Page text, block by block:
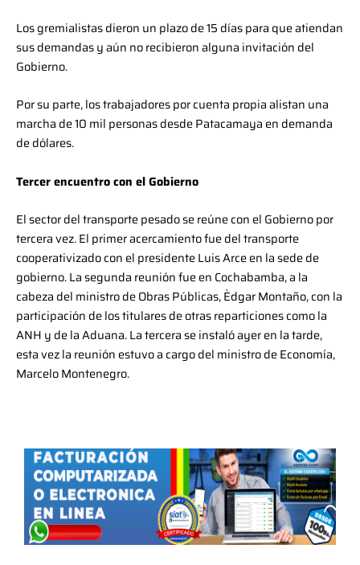
Los gremialistas dieron un plazo de 15 días para que atiendan
sus demandas y aún no recibieron alguna invitación del
Gobierno.
Por su parte, los trabajadores por cuenta propia alistan una
marcha de 10 mil personas desde Patacamaya en demanda
de dólares.
Tercer encuentro con el Gobierno
El sector del transporte pesado se reúne con el Gobierno por
tercera vez. El primer acercamiento fue del transporte
cooperativizado con el presidente Luis Arce en la sede de
gobierno. La segunda reunión fue en Cochabamba, a la
cabeza del ministro de Obras Públicas, Èdgar Montaño, con la
participación de los titulares de otras reparticiones como la
ANH y de la Aduana. La tercera se instaló ayer en la tarde,
esta vez la reunión estuvo a cargo del ministro de Economía,
Marcelo Montenegro.